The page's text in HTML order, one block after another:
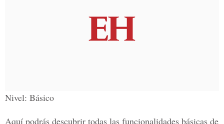
Nivel: Básico
Aquí podrás descubrir todas las funcionalidades básicas de